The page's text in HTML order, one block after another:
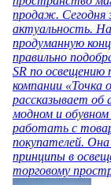
продаж. Сегодня
актуальность.
продуманную
правильно
SR по освещению
компании «Точка
рассказывает об
модном и
работать с
покупателей.
принципы в
торговому